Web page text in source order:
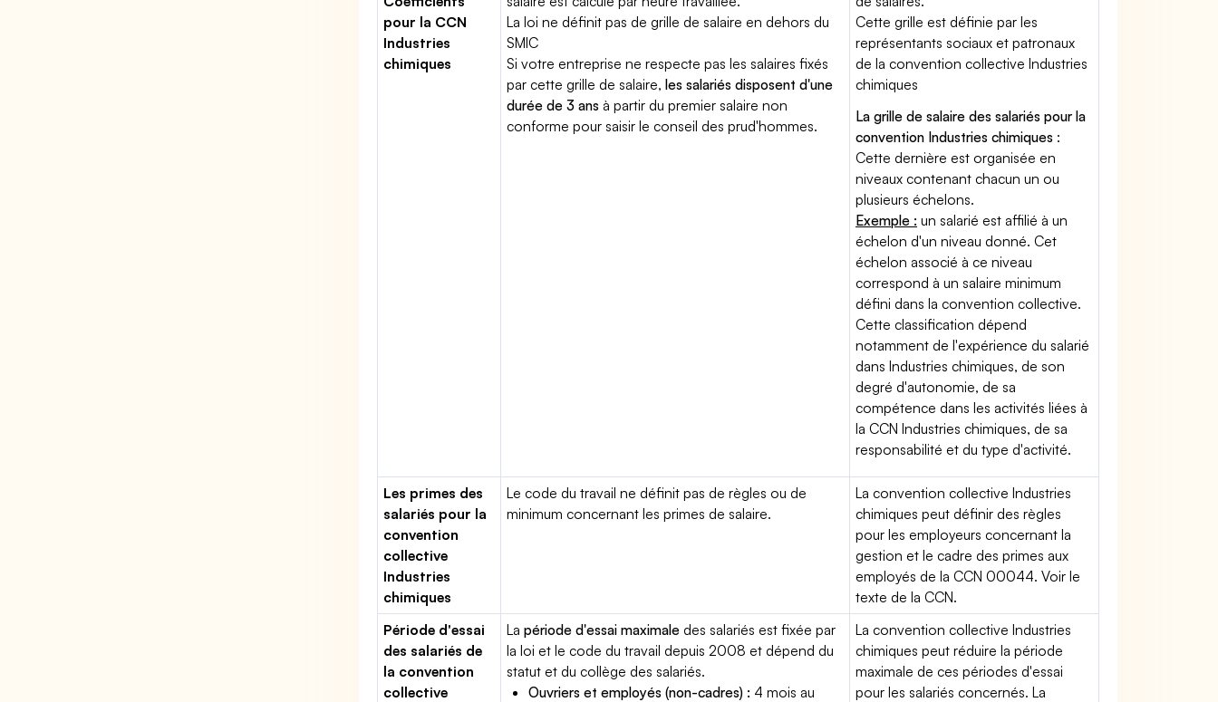
pour la CCN
Industries
chimiques
La loi ne définit pas de grille de salaire en dehors du
SMIC
Si votre entreprise ne respecte pas les salaires fixés
par cette grille de salaire,les salariés disposent d'une
durée de 3 ans à partir du premier salaire non
conforme pour saisir le conseil des prud'hommes.
Cette grille est définie par les
représentants sociaux et patronaux
de la convention collective Industries
chimiques
La grille de salaire des salariés pour la
convention Industries chimiques :
Cette dernière est organisée en
niveaux contenant chacun un ou
plusieurs échelons.
Exemple : un salarié est affilié à un
échelon d'un niveau donné. Cet
échelon associé à ce niveau
correspond à un salaire minimum
défini dans la convention collective.
Cette classification dépend
notamment de l'expérience du salarié
dans Industries chimiques, de son
degré d'autonomie, de sa
compétence dans les activités liées à
la CCN Industries chimiques, de sa
responsabilité et du type d'activité.
Les primes des
salariés pour la
convention
collective
Industries
chimiques
Le code du travail ne définit pas de règles ou de
minimum concernant les primes de salaire.
La convention collective Industries
chimiques peut définir des règles
pour les employeurs concernant la
gestion et le cadre des primes aux
employés de la CCN 00044. Voir le
texte de la CCN.
Période d'essai
des salariés de
la convention
collective
Lapériode d'essai maximale des salariés est fixée par
la loi et le code du travail depuis 2008 et dépend du
statut et du collège des salariés.
Ouvriers et employés (non-cadres) : 4 mois au
La convention collective Industries
chimiques peut réduire la période
maximale de ces périodes d'essai
pour les salariés concernés. La